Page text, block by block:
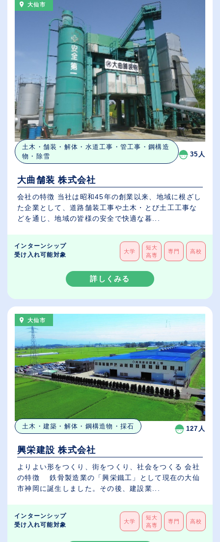
大仙市
土木・舗装・解体・水道工事・管工事・鋼構造
物・除雪
35人
大曲舗装 株式会社
会社の特徴 当社は昭和45年の創業以来、地域に根ざし
た企業として、道路舗装工事や土木・とび土工工事な
どを通じ、地域の皆様の安全で快適な暮...
インターンシップ
受け入れ可能対象
大学
短大
高専
専門 高校
詳しくみる
大仙市
土木・建築・解体・鋼構造物・採石 127人
興栄建設 株式会社
よりよい形をつくり、街をつくり、社会をつくる 会社
の特徴 鉄骨製造業の「興栄鐵工」として現在の大仙
市神岡に誕生しました。その後、建設業...
インターンシップ
受け入れ可能対象
大学
短大
高専
専門 高校